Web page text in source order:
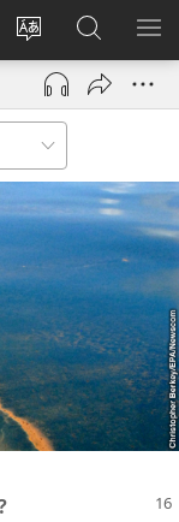
Promijeni
jezik
Prijava
(otvara
prozor)
JW.ORG
|
Pretraga